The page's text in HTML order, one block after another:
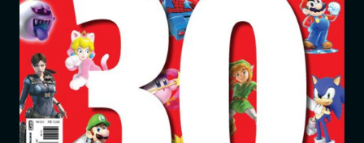
Notícias
Entrar